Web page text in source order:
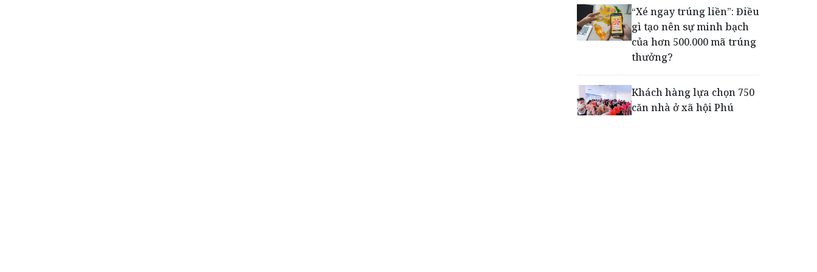
lập nghiệp của người trẻ
toàn cầu
“Xé ngay trúng liền”: Điều
gì tạo nên sự minh bạch
của hơn 500.000 mã trúng
thưởng?
Khách hàng lựa chọn 750
căn nhà ở xã hội Phú